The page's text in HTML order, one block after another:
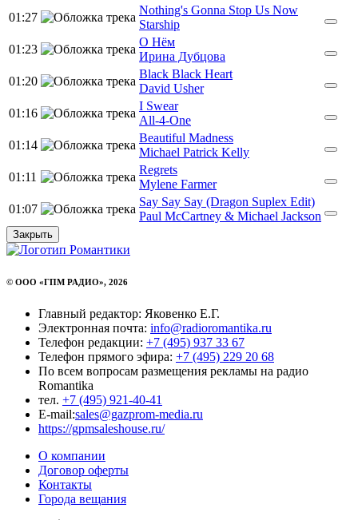
01:27
Nothing's Gonna Stop Us Now
Starship
01:23
О Нём
Ирина Дубцова
01:20
Black Black Heart
David Usher
01:16
I Swear
All-4-One
01:14
Beautiful Madness
Michael Patrick Kelly
01:11
Regrets
Mylene Farmer
01:07
Say Say Say (Dragon Suplex Edit)
Paul McCartney & Michael Jackson
Закрыть
© ООО «ГПМ РАДИО», 2026
Главный редактор: Яковенко Е.Г.
Электронная почта: info@radioromantika.ru
Телефон редакции: +7 (495) 937 33 67
Телефон прямого эфира: +7 (495) 229 20 68
По всем вопросам размещения рекламы на радио
Romantika
тел. +7 (495) 921-40-41
E-mail:sales@gazprom-media.ru
https://gpmsaleshouse.ru/
О компании
Договор оферты
Контакты
Города вещания